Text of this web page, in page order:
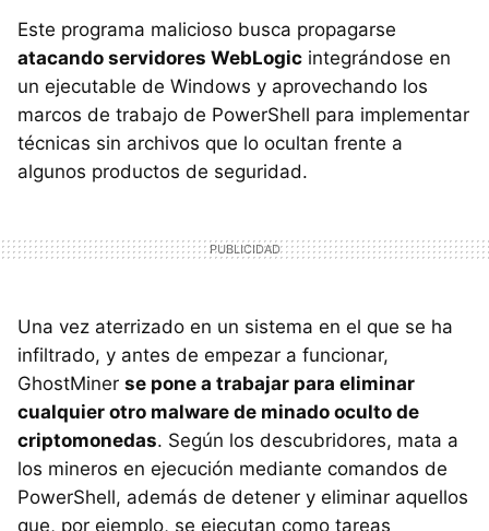
Este programa malicioso busca propagarse
atacando servidores WebLogic integrándose en
un ejecutable de Windows y aprovechando los
marcos de trabajo de PowerShell para implementar
técnicas sin archivos que lo ocultan frente a
algunos productos de seguridad.
Una vez aterrizado en un sistema en el que se ha
infiltrado, y antes de empezar a funcionar,
GhostMiner se pone a trabajar para eliminar
cualquier otro malware de minado oculto de
criptomonedas. Según los descubridores, mata a
los mineros en ejecución mediante comandos de
PowerShell, además de detener y eliminar aquellos
que, por ejemplo, se ejecutan como tareas